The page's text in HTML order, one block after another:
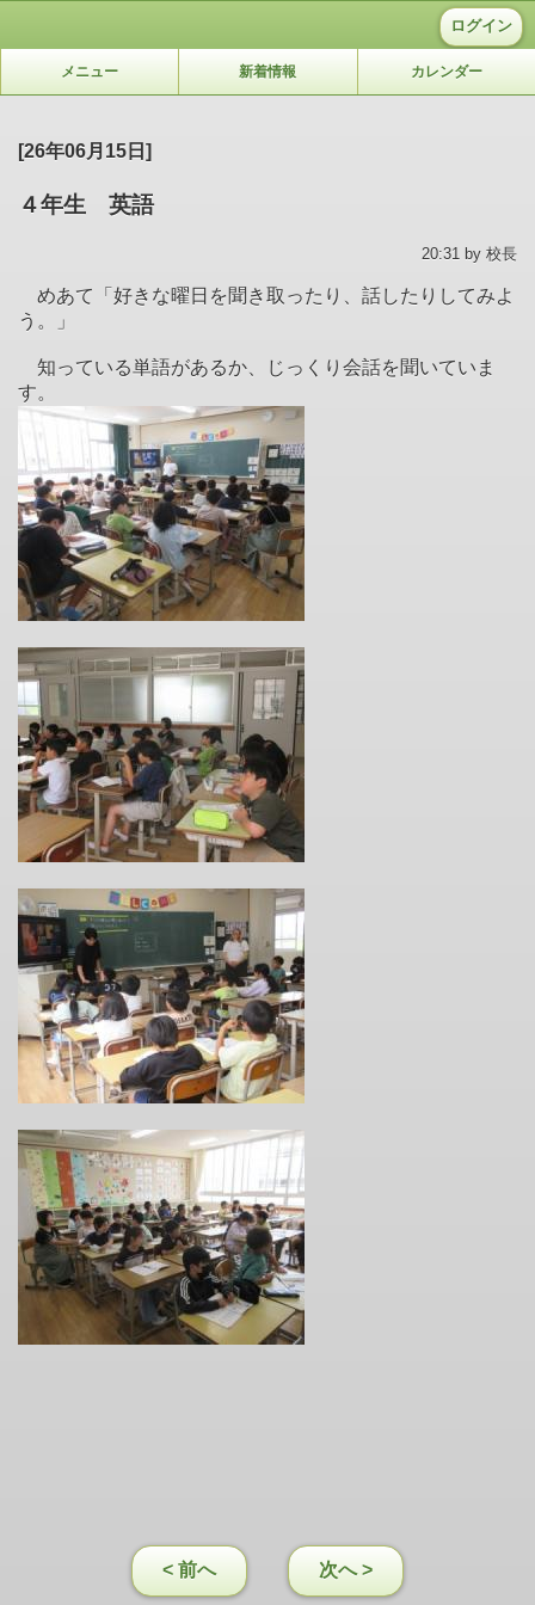
ログイン
メニュー 新着情報 カレンダー
[26年06月15日]
４年生 英語
20:31 by 校長
めあて「好きな曜日を聞き取ったり、話したりしてみよ
う。」
知っている単語があるか、じっくり会話を聞いていま
す。
< 前へ 次へ >